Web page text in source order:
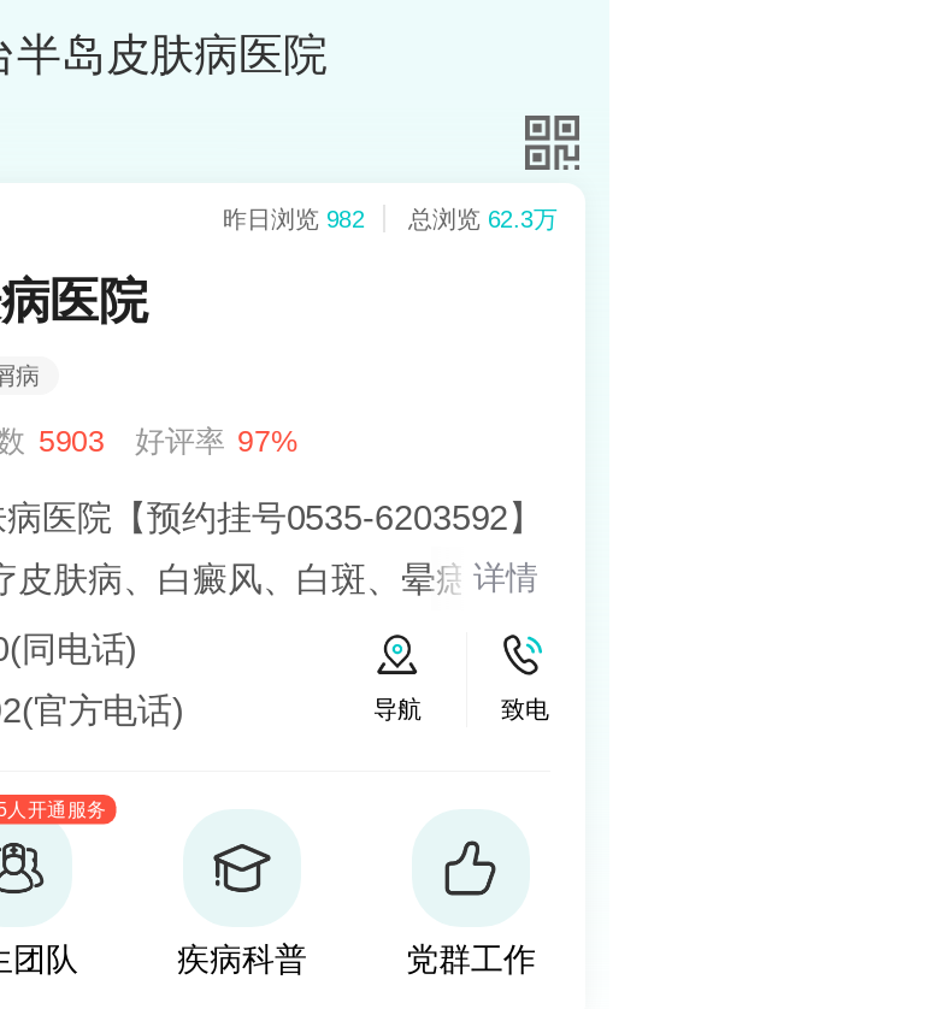
半岛皮肤病医院
昨日浏览 982 总浏览 62.3万
医院
病
5903 好评率 97%
医院【预约挂号0535-6203592】
皮肤病、白癜风、白斑、晕痣的医
见病、多发病、疑难病的诊治，尤
窄波紫外线、308准分子激光以及
包括自体表皮移植、微小皮片移
胞移植等。
详情
同电话)
官方电话)
导航 致电
人开通服务
团队 疾病科普 党群工作